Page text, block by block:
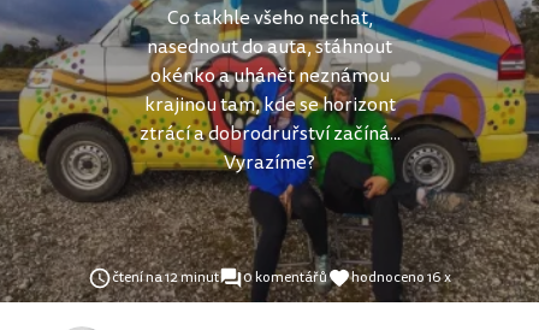
Co takhle všeho nechat,
nasednout do auta, stáhnout
okénko a uhánět neznámou
krajinou tam, kde se horizont
ztrácí a dobrodruřství začíná...
Vyrazíme?
čtení na 12 minut 0 komentářů hodnoceno 16 x